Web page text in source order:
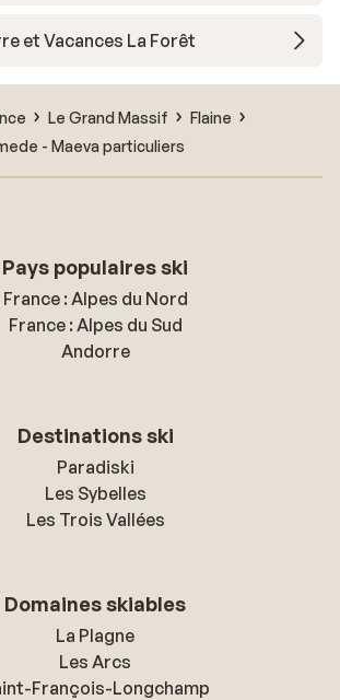
et Vacances La Forêt
Le Grand Massif
Flaine
- Maeva particuliers
Pays populaires ski
France : Alpes du Nord
France : Alpes du Sud
Andorre
Destinations ski
Paradiski
Les Sybelles
Les Trois Vallées
Domaines skiables
La Plagne
Les Arcs
François-Longchamp